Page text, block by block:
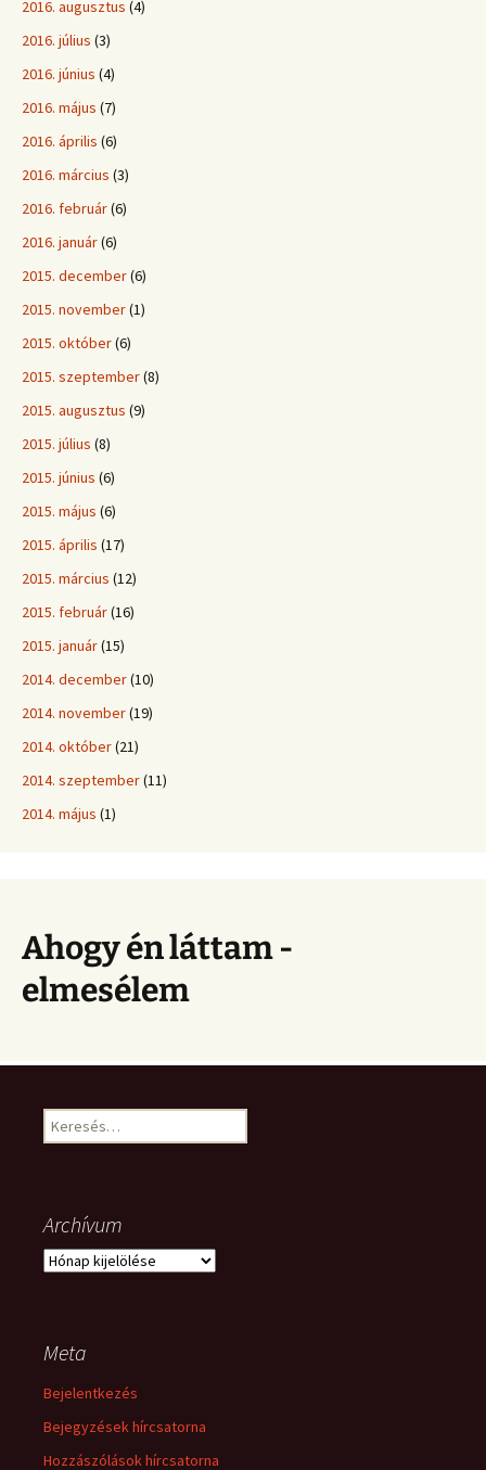
2016. augusztus (4)
2016. július (3)
2016. június (4)
2016. május (7)
2016. április (6)
2016. március (3)
2016. február(6)
2016. január(6)
2015. december(6)
2015. november(1)
2015. október(6)
2015. szeptember(8)
2015. augusztus (9)
2015. július (8)
2015. június (6)
2015. május (6)
2015. április (17)
2015. március (12)
2015. február(16)
2015. január(15)
2014. december(10)
2014. november(19)
2014. október(21)
2014. szeptember(11)
2014. május (1)
Ahogy én láttam -
elmesélem
Keresés:
Archívum
Archívum
Meta
Bejelentkezés
Bejegyzések hírcsatorna
Hozzászólások hírcsatorna